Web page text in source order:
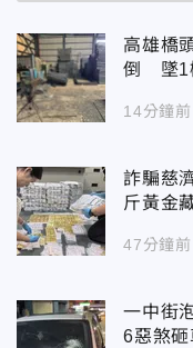
高雄橋
倒 墜1
14分鐘前
詐騙慈
斤黃金
47分鐘前
一中街
6惡煞